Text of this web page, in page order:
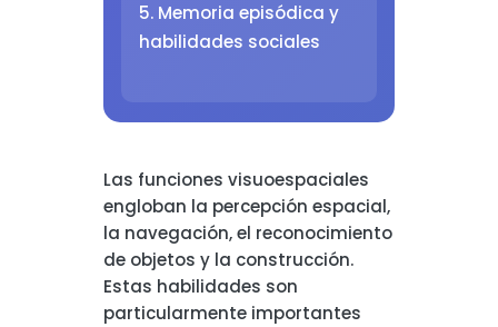
Memoria episódica y
habilidades sociales
Las funciones visuoespaciales
engloban la percepción espacial,
la navegación, el reconocimiento
de objetos y la construcción.
Estas habilidades son
particularmente importantes